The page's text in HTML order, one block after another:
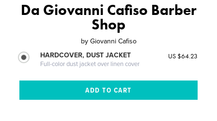
Da Giovanni Cafiso Barber
Shop
by Giovanni Cafiso
HARDCOVER, DUST JACKET
Full-color dust jacket over linen cover
US $64.23